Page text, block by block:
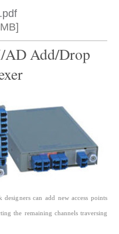
AD Add/Drop
can add new access points
the remaining channels traversing